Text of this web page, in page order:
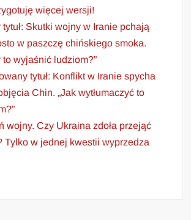
więcej wersji!
Skutki wojny w Iranie pchają
w paszczę chińskiego smoka.
to wyjaśnić ludziom?”
tytuł: Konflikt w Iranie spycha
Chin. „Jak wytłumaczyć to
wojny. Czy Ukraina zdoła przejąć
Tylko w jednej kwestii wyprzedza